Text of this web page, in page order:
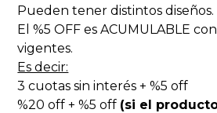
Pueden tener distintos diseños.
El %5 OFF es ACUMULABLE
vigentes.
Es decir:
3 cuotas sin interés + %5 off
%20 off + %5 off (si el